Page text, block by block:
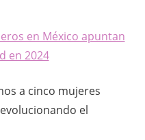
a
c
en México apuntan
en 2024
a cinco mujeres
el